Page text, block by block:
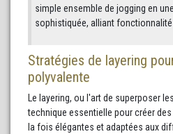
simple ensemble de jogging en
sophistiquée, alliant fonctionnalité
Stratégies de layering
polyvalente
Le layering, ou l'art de superposer
technique essentielle pour créer
la fois élégantes et adaptées aux